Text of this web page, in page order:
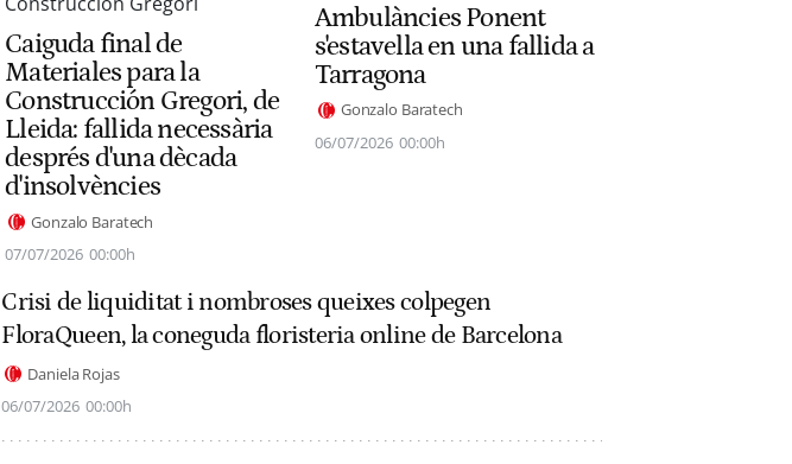
Caiguda final de
Materiales para la
Construcción Gregori, de
Lleida: fallida necessària
després d'una dècada
d'insolvències
Gonzalo Baratech
07/07/2026 00:00h
Ambulàncies Ponent
s'estavella en una fallida a
Tarragona
Gonzalo Baratech
06/07/2026 00:00h
Crisi de liquiditat i nombroses queixes colpegen
FloraQueen, la coneguda floristeria online de Barcelona
Daniela Rojas
06/07/2026 00:00h